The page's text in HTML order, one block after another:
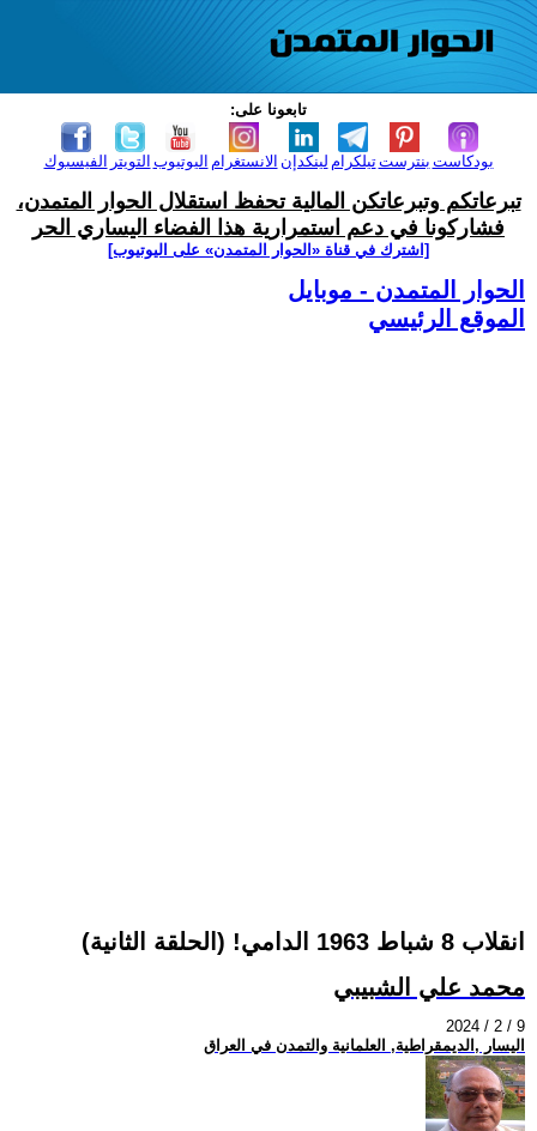
تابعونا على:
الفيسبوك التويتر اليوتيوب الانستغرام لينكدإن تيلكرامبنترست بودكاست
تبرعاتكم وتبرعاتكن المالية تحفظ استقلال الحوار المتمدن،
فشاركونا في دعم استمرارية هذا الفضاء اليساري الحر
[اشترك في قناة ‫«الحوار المتمدن» على اليوتيوب]
الحوار المتمدن - موبايل
الموقع الرئيسي
انقلاب 8 شباط 1963 الدامي! (الحلقة الثانية)
محمد علي الشبيبي
2024 / 2 / 9
اليسار ,الديمقراطية, العلمانية والتمدن في العراق